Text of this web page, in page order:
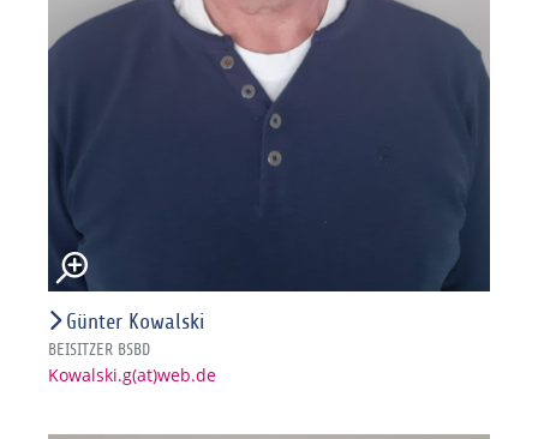
Günter Kowalski
BEISITZER BSBD
Kowalski.g(at)web.de